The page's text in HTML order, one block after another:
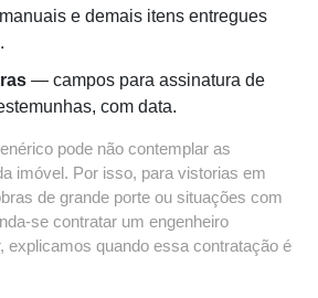
e demais itens entregues
— campos para assinatura de
com data.
pode não contemplar as
imóvel. Por isso, para vistorias em
de grande porte ou situações com
se contratar um engenheiro
explicamos quando essa contratação é